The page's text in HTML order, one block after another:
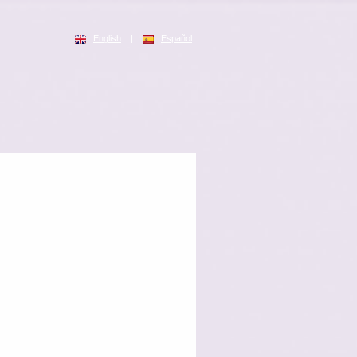
English | Español